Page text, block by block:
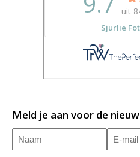
Meld je aan voor de
Naam
E-